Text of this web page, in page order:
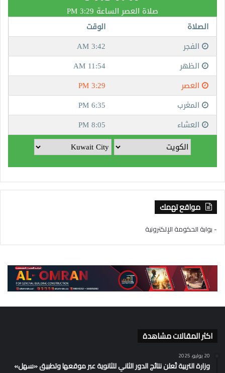
مواقع تهمك
- بوابة الحكومة الإلكترونية
اكثر المقالات مشاهدة
20 يوليو، 2025
وزارة التربية تُعلن نتائج الدور الثاني للثانوية عبر موقعها وتطبيق «سهل»